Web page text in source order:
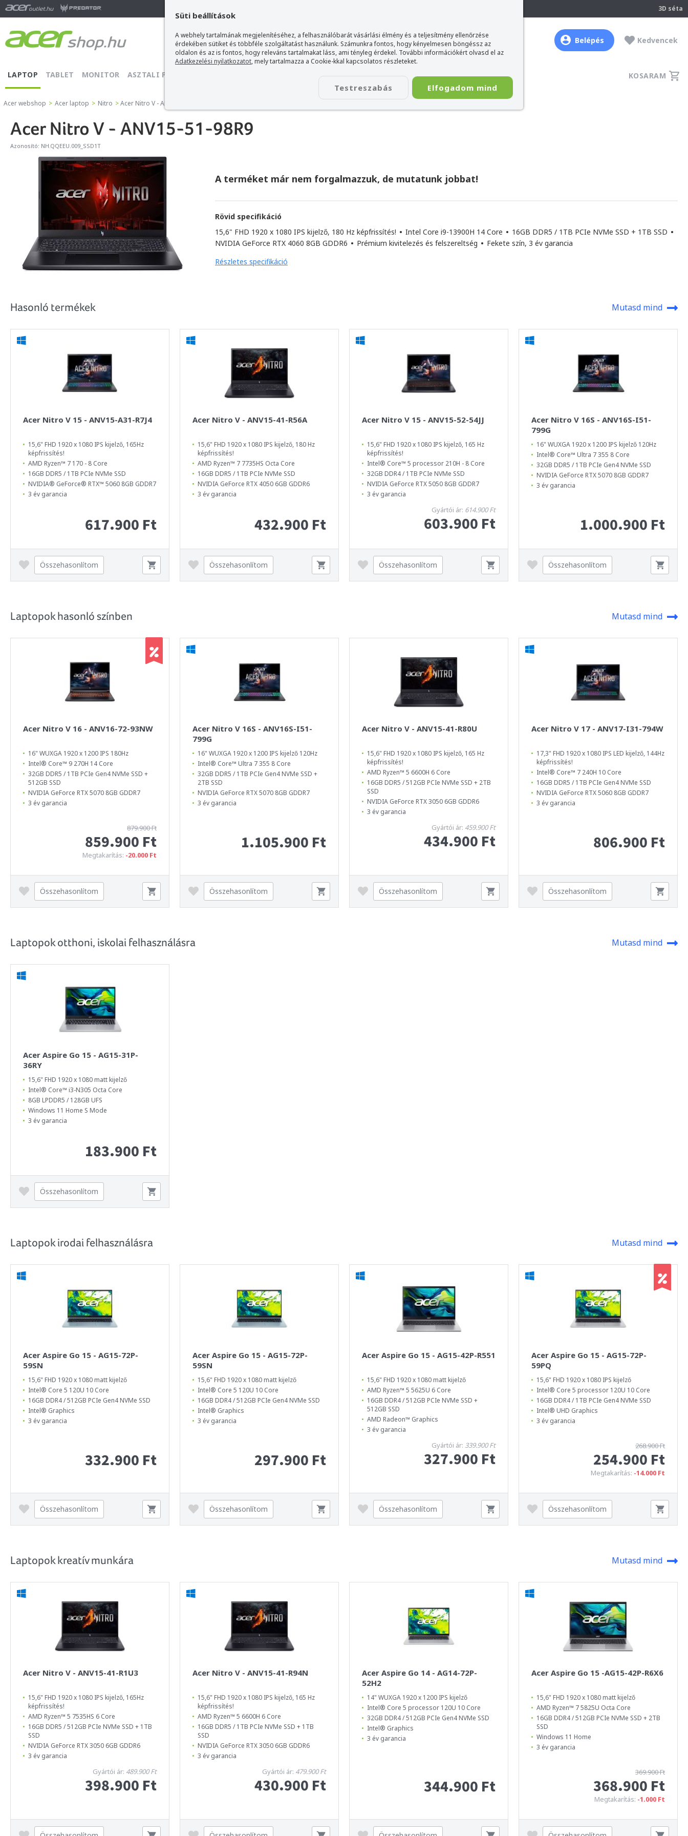
Süti beállítások
A webhely tartalmának megjelenítéséhez, a felhasználóbarát vásárlási élmény és a teljesítmény ellenőrzése
érdekében sütiket és többféle szolgáltatást használunk. Számunkra fontos, hogy kényelmesen böngéssz az
oldalon és az is fontos, hogy releváns tartalmakat láss, ami tényleg érdekel. További információkért olvasd el az
Adatkezelési nyilatkozatot, mely tartalmazza a Cookie-kkal kapcsolatos részleteket.
Testreszabás Elfogadom mind
3D séta
Belépés Kedvencek
LAPTOP TABLET MONITOR ASZTALI PC KIEGÉSZÍTŐ KAPCSOLAT KOSARAM
Acer webshop > Acer laptop > Nitro >Acer Nitro V - ANV15-51-98R9
Acer Nitro V - ANV15-51-98R9
Azonosító: NH.QQEEU.009_SSD1T
A terméket már nem forgalmazzuk, de mutatunk jobbat!
Rövid specifikáció
15,6" FHD 1920 x 1080 IPS kijelző, 180 Hz képfrissítés! • Intel Core i9-13900H 14 Core • 16GB DDR5 / 1TB PCIe NVMe SSD + 1TB SSD •
NVIDIA GeForce RTX 4060 8GB GDDR6 • Prémium kivitelezés és felszereltség • Fekete szín, 3 év garancia
Részletes specifikáció
Hasonló termékek Mutasd mind
Acer Nitro V 15 - ANV15-A31-R7J4
15,6" FHD 1920 x 1080 IPS kijelző, 165Hz
képfrissítés!
AMD Ryzen™ 7 170 - 8 Core
16GB DDR5 / 1TB PCIe NVMe SSD
NVIDIA® GeForce® RTX™ 5060 8GB GDDR7
3 év garancia
617.900 Ft
Összehasonlítom
Acer Nitro V - ANV15-41-R56A
15,6" FHD 1920 x 1080 IPS kijelző, 180 Hz
képfrissítés!
AMD Ryzen™ 7 7735HS Octa Core
16GB DDR5 / 1TB PCIe NVMe SSD
NVIDIA GeForce RTX 4050 6GB GDDR6
3 év garancia
432.900 Ft
Összehasonlítom
Acer Nitro V 15 - ANV15-52-54JJ
15,6" FHD 1920 x 1080 IPS kijelző, 165 Hz
képfrissítés!
Intel® Core™ 5 processor 210H - 8 Core
32GB DDR4 / 1TB PCIe NVMe SSD
NVIDIA GeForce RTX 5050 8GB GDDR7
3 év garancia
Gyártói ár: 614.900 Ft
603.900 Ft
Összehasonlítom
Acer Nitro V 16S - ANV16S-I51-
799G
16" WUXGA 1920 x 1200 IPS kijelző 120Hz
Intel® Core™ Ultra 7 355 8 Core
32GB DDR5 / 1TB PCIe Gen4 NVMe SSD
NVIDIA GeForce RTX 5070 8GB GDDR7
3 év garancia
1.000.900 Ft
Összehasonlítom
Laptopok hasonló színben Mutasd mind
Acer Nitro V 16 - ANV16-72-93NW
16" WUXGA 1920 x 1200 IPS 180Hz
Intel® Core™ 9 270H 14 Core
32GB DDR5 / 1TB PCIe Gen4 NVMe SSD +
512GB SSD
NVIDIA GeForce RTX 5070 8GB GDDR7
3 év garancia
879.900 Ft
859.900 Ft
Megtakarítás: -20.000 Ft
Összehasonlítom
Acer Nitro V 16S - ANV16S-I51-
799G
16" WUXGA 1920 x 1200 IPS kijelző 120Hz
Intel® Core™ Ultra 7 355 8 Core
32GB DDR5 / 1TB PCIe Gen4 NVMe SSD +
2TB SSD
NVIDIA GeForce RTX 5070 8GB GDDR7
3 év garancia
1.105.900 Ft
Összehasonlítom
Acer Nitro V - ANV15-41-R80U
15,6" FHD 1920 x 1080 IPS kijelző, 165 Hz
képfrissítés!
AMD Ryzen™ 5 6600H 6 Core
16GB DDR5 / 512GB PCIe NVMe SSD + 2TB
SSD
NVIDIA GeForce RTX 3050 6GB GDDR6
3 év garancia
Gyártói ár: 459.900 Ft
434.900 Ft
Összehasonlítom
Acer Nitro V 17 - ANV17-I31-794W
17,3" FHD 1920 x 1080 IPS LED kijelző, 144Hz
képfrissítés!
Intel® Core™ 7 240H 10 Core
16GB DDR5 / 1TB PCIe Gen4 NVMe SSD
NVIDIA GeForce RTX 5060 8GB GDDR7
3 év garancia
806.900 Ft
Összehasonlítom
Laptopok otthoni, iskolai felhasználásra Mutasd mind
Acer Aspire Go 15 - AG15-31P-
36RY
15,6" FHD 1920 x 1080 matt kijelző
Intel® Core™ i3-N305 Octa Core
8GB LPDDR5 / 128GB UFS
Windows 11 Home S Mode
3 év garancia
183.900 Ft
Összehasonlítom
Laptopok irodai felhasználásra Mutasd mind
Acer Aspire Go 15 - AG15-72P-
59SN
15,6" FHD 1920 x 1080 matt kijelző
Intel® Core 5 120U 10 Core
16GB DDR4 / 512GB PCIe Gen4 NVMe SSD
Intel® Graphics
3 év garancia
332.900 Ft
Összehasonlítom
Acer Aspire Go 15 - AG15-72P-
59SN
15,6" FHD 1920 x 1080 matt kijelző
Intel® Core 5 120U 10 Core
16GB DDR4 / 512GB PCIe Gen4 NVMe SSD
Intel® Graphics
3 év garancia
297.900 Ft
Összehasonlítom
Acer Aspire Go 15 - AG15-42P-R551
15,6" FHD 1920 x 1080 matt kijelző
AMD Ryzen™ 5 5625U 6 Core
16GB DDR4 / 512GB PCIe NVMe SSD +
512GB SSD
AMD Radeon™ Graphics
3 év garancia
Gyártói ár: 339.900 Ft
327.900 Ft
Összehasonlítom
Acer Aspire Go 15 - AG15-72P-
59PQ
15,6" FHD 1920 x 1080 IPS kijelző
Intel® Core 5 processor 120U 10 Core
16GB DDR4 / 1TB PCIe Gen4 NVMe SSD
Intel® UHD Graphics
3 év garancia
268.900 Ft
254.900 Ft
Megtakarítás: -14.000 Ft
Összehasonlítom
Laptopok kreatív munkára Mutasd mind
Acer Nitro V - ANV15-41-R1U3
15,6" FHD 1920 x 1080 IPS kijelző, 165Hz
képfrissítés!
AMD Ryzen™ 5 7535HS 6 Core
16GB DDR5 / 512GB PCIe NVMe SSD + 1TB
SSD
NVIDIA GeForce RTX 3050 6GB GDDR6
3 év garancia
Gyártói ár: 489.900 Ft
398.900 Ft
Acer Nitro V - ANV15-41-R94N
15,6" FHD 1920 x 1080 IPS kijelző, 165 Hz
képfrissítés!
AMD Ryzen™ 5 6600H 6 Core
16GB DDR5 / 1TB PCIe NVMe SSD + 1TB
SSD
NVIDIA GeForce RTX 3050 6GB GDDR6
3 év garancia
Gyártói ár: 479.900 Ft
430.900 Ft
Acer Aspire Go 14 - AG14-72P-
52H2
14" WUXGA 1920 x 1200 IPS kijelző
Intel® Core 5 processor 120U 10 Core
32GB DDR4 / 512GB PCIe Gen4 NVMe SSD
Intel® Graphics
3 év garancia
344.900 Ft
Acer Aspire Go 15 -AG15-42P-R6X6
15,6" FHD 1920 x 1080 matt kijelző
AMD Ryzen™ 7 5825U Octa Core
16GB DDR4 / 512GB PCIe NVMe SSD + 2TB
SSD
Windows 11 Home
3 év garancia
369.900 Ft
368.900 Ft
Megtakarítás: -1.000 Ft